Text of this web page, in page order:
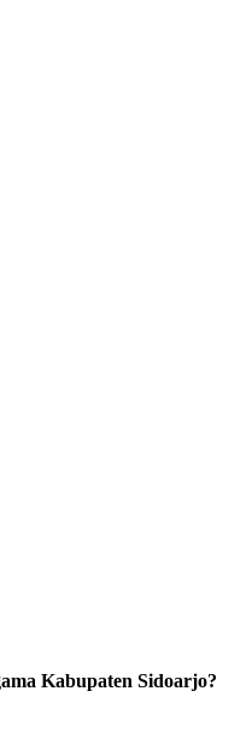
Kabupaten Sidoarjo?